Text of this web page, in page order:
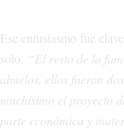
Ese entusiasmo fue
solo.
“El resto de la
abuelos, ellos fueron
muchísimo el proyecto
parte económica y